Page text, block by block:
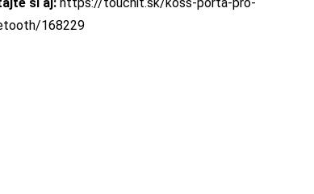
si aj: https://touchit.sk/koss-porta-pro-
168229